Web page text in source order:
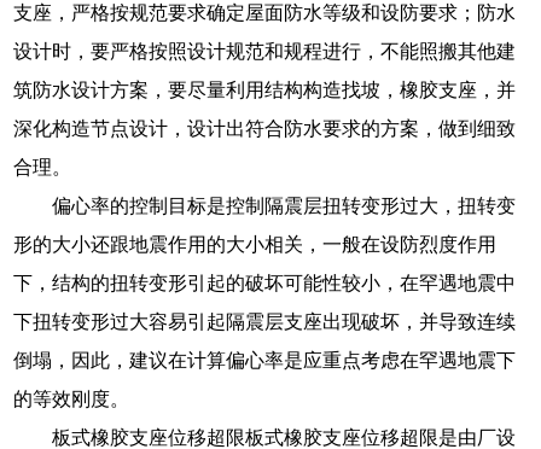
支座，严格按规范要求确定屋面防水等级和设防要求；防水
设计时，要严格按照设计规范和规程进行，不能照搬其他建
筑防水设计方案，要尽量利用结构构造找坡，橡胶支座，并
深化构造节点设计，设计出符合防水要求的方案，做到细致
合理。
偏心率的控制目标是控制隔震层扭转变形过大，扭转变
形的大小还跟地震作用的大小相关，一般在设防烈度作用
下，结构的扭转变形引起的破坏可能性较小，在罕遇地震中
下扭转变形过大容易引起隔震层支座出现破坏，并导致连续
倒塌，因此，建议在计算偏心率是应重点考虑在罕遇地震下
的等效刚度。
板式橡胶支座位移超限板式橡胶支座位移超限是由厂设